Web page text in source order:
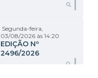
EDIÇÃO Nº
2496/2026
Segunda-feira
03/08/2026
14:20